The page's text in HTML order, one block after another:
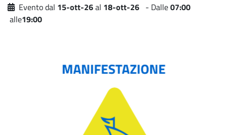
Evento dal 15-ott-26al 18-ott-26 - Dalle07:00
alle19:00